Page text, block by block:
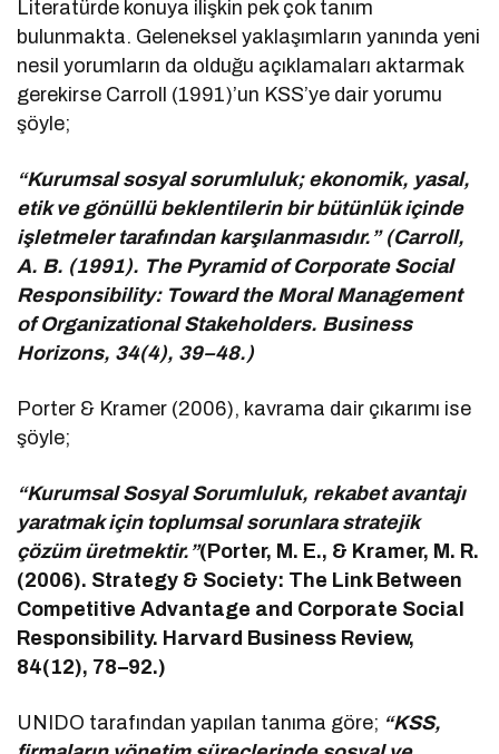
Literatürde konuya ilişkin pek çok tanım
bulunmakta. Geleneksel yaklaşımların yanında yeni
nesil yorumların da olduğu açıklamaları aktarmak
gerekirse Carroll (1991)’un KSS’ye dair yorumu
şöyle;
“Kurumsal sosyal sorumluluk; ekonomik, yasal,
etik ve gönüllü beklentilerin bir bütünlük içinde
işletmeler tarafından karşılanmasıdır.” (Carroll,
A. B. (1991). The Pyramid of Corporate Social
Responsibility: Toward the Moral Management
of Organizational Stakeholders. Business
Horizons, 34(4), 39–48.)
Porter & Kramer (2006), kavrama dair çıkarımı ise
şöyle;
“Kurumsal Sosyal Sorumluluk, rekabet avantajı
yaratmak için toplumsal sorunlara stratejik
çözüm üretmektir.”(Porter, M. E., & Kramer, M. R.
(2006). Strategy & Society: The Link Between
Competitive Advantage and Corporate Social
Responsibility. Harvard Business Review,
84(12), 78–92.)
UNIDO tarafından yapılan tanıma göre; “KSS,